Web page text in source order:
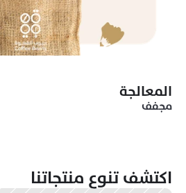
المعالجة
مجفف
اكتشف تنوع منتجاتنا